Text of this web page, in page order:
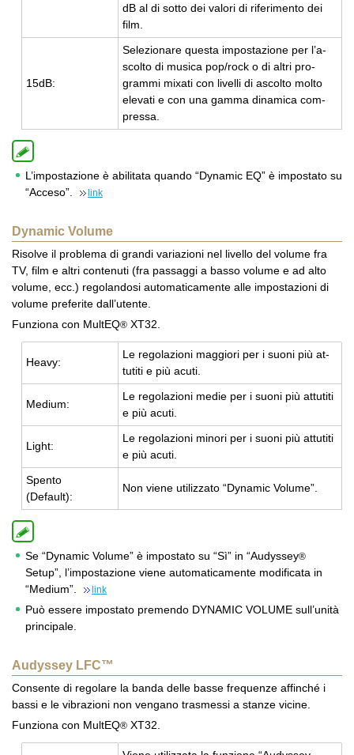
dB al di sotto dei va­lo­ri di ri­fe­ri­men­to dei
film.
15dB:
Se­le­zio­na­re que­sta im­po­sta­zio­ne per l’a­
scol­to di mu­si­ca pop/rock o di altri pro­
gram­mi mi­xa­ti con li­vel­li di ascol­to molto
ele­va­ti e con una gamma di­na­mi­ca com­
pres­sa.
L’impostazione è abilitata quando “Dynamic EQ” è impostato su
“Acceso”.
link
Dynamic Volume
Risolve il problema di grandi variazioni nel livello del volume fra
TV, film e altri contenuti (fra passaggi a basso volume e ad alto
volume, ecc.) regolandosi automaticamente alle impostazioni di
volume preferite dall’utente.
Funziona con MultEQ® XT32.
Heavy:
Le re­go­la­zio­ni mag­gio­ri per i suoni più at­
tu­ti­ti e più acuti.
Me­dium:
Le re­go­la­zio­ni medie per i suoni più at­tu­ti­ti
e più acuti.
Light:
Le re­go­la­zio­ni mi­no­ri per i suoni più at­tu­ti­ti
e più acuti.
Spen­to
(De­fault):
Non viene uti­liz­za­to “Dy­na­mic Vo­lu­me”.
Se “Dynamic Volume” è impostato su “Sì” in “Audyssey®
Setup”, l’impostazione viene automaticamente modificata in
“Medium”.
link
Può essere impostato premendo DYNAMIC VOLUME sull’unità
principale.
Audyssey LFC™
Consente di regolare la banda delle basse frequenze affinché i
bassi e le vibrazioni non vengano trasmessi a stanze vicine.
Funziona con MultEQ® XT32.